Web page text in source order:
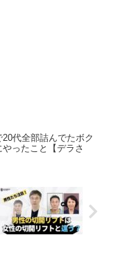
20代全部詰んでたボク
ったこと【デラさ